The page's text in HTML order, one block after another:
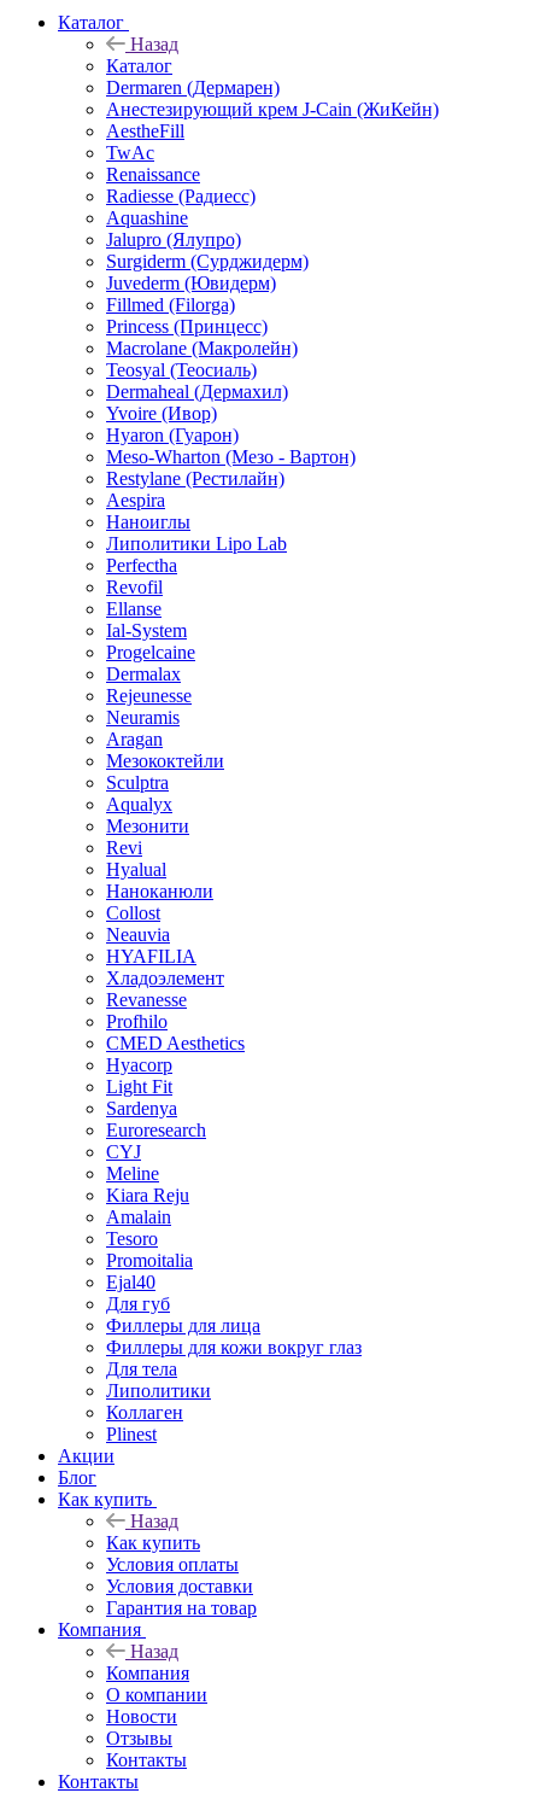
Каталог
Назад
Каталог
Dermaren (Дермарен)
Анестезирующий крем J-Cain (ЖиКейн)
AestheFill
TwAc
Renaissance
Radiesse (Радиесс)
Aquashine
Jalupro (Ялупро)
Surgiderm (Сурджидерм)
Juvederm (Ювидерм)
Fillmed (Filorga)
Princess (Принцесс)
Macrolane (Макролейн)
Teosyal (Теосиаль)
Dermaheal (Дермахил)
Yvoire (Ивор)
Hyaron (Гуарон)
Meso-Wharton (Мезо - Вартон)
Restylane (Рестилайн)
Aespira
Наноиглы
Липолитики Lipo Lab
Perfectha
Revofil
Ellanse
Ial-System
Progelcaine
Dermalax
Rejeunesse
Neuramis
Aragan
Мезококтейли
Sculptra
Aqualyx
Мезонити
Revi
Hyalual
Наноканюли
Collost
Neauvia
HYAFILIA
Хладоэлемент
Revanesse
Profhilo
CMED Aesthetics
Hyacorp
Light Fit
Sardenya
Euroresearch
CYJ
Meline
Kiara Reju
Amalain
Tesoro
Promoitalia
Ejal40
Для губ
Филлеры для лица
Филлеры для кожи вокруг глаз
Для тела
Липолитики
Коллаген
Plinest
Акции
Блог
Как купить
Назад
Как купить
Условия оплаты
Условия доставки
Гарантия на товар
Компания
Назад
Компания
О компании
Новости
Отзывы
Контакты
Контакты